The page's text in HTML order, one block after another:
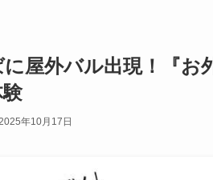
屋外バル出現！『
年10月17日